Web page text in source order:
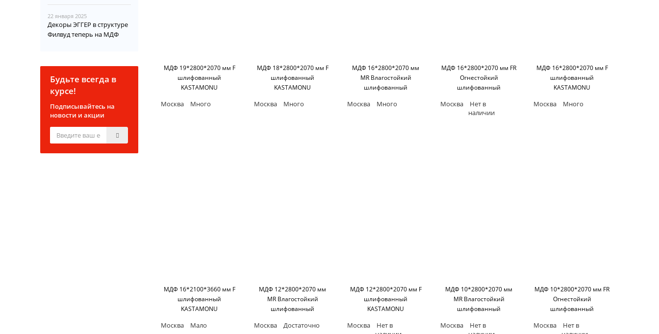
22 января 2025
Декоры ЭГГЕР в структуре
Филвуд теперь на МДФ
Будьте всегда в
курсе!
Подписывайтесь на
новости и акции
МДФ 19*2800*2070 мм F
шлифованный
KASTAMONU
Москва Много
МДФ 18*2800*2070 мм F
шлифованный
KASTAMONU
Москва Много
МДФ 16*2800*2070 мм
MR Влагостойкий
шлифованный
Москва Много
МДФ 16*2800*2070 мм FR
Огнестойкий
шлифованный
Москва
Нет в
наличии
МДФ 16*2800*2070 мм F
шлифованный
KASTAMONU
Москва Много
МДФ 16*2100*3660 мм F
шлифованный
KASTAMONU
Москва Мало
МДФ 12*2800*2070 мм
MR Влагостойкий
шлифованный
Москва Достаточно
МДФ 12*2800*2070 мм F
шлифованный
KASTAMONU
Москва
Нет в
МДФ 10*2800*2070 мм
MR Влагостойкий
шлифованный
Москва
Нет в
МДФ 10*2800*2070 мм FR
Огнестойкий
шлифованный
Москва
Нет в